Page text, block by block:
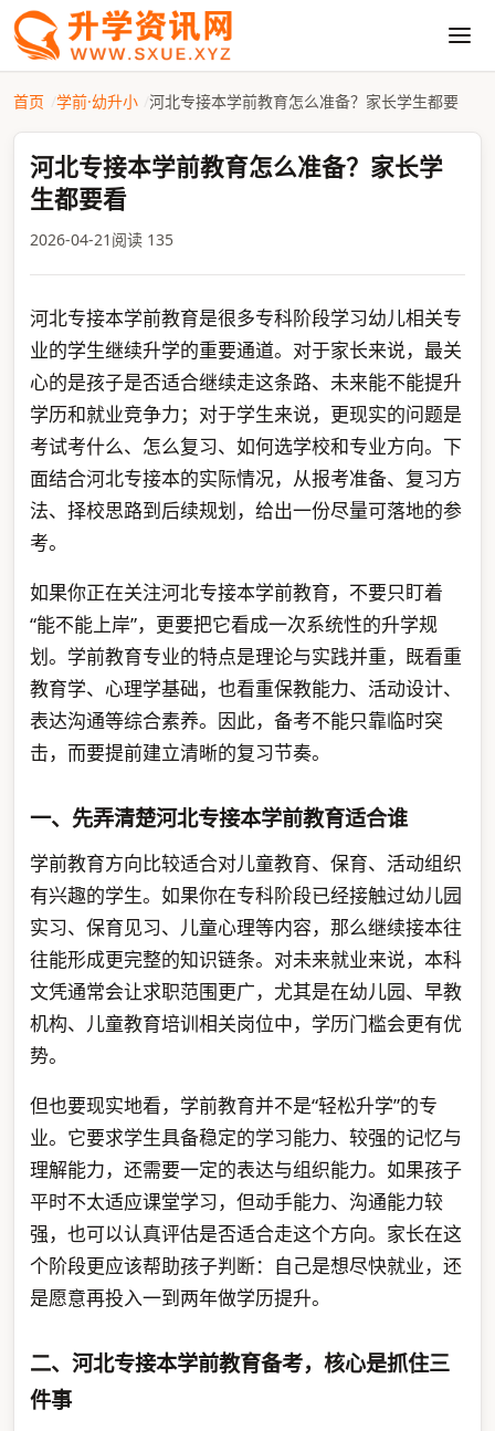
首页 学前·幼升小 河北专接本学前教育怎么准备？家长学生都要
河北专接本学前教育怎么准备？家长学
生都要看
2026-04-21 阅读 135
河北专接本学前教育是很多专科阶段学习幼儿相关专
业的学生继续升学的重要通道。对于家长来说，最关
心的是孩子是否适合继续走这条路、未来能不能提升
学历和就业竞争力；对于学生来说，更现实的问题是
考试考什么、怎么复习、如何选学校和专业方向。下
面结合河北专接本的实际情况，从报考准备、复习方
法、择校思路到后续规划，给出一份尽量可落地的参
考。
如果你正在关注河北专接本学前教育，不要只盯着
“能不能上岸”，更要把它看成一次系统性的升学规
划。学前教育专业的特点是理论与实践并重，既看重
教育学、心理学基础，也看重保教能力、活动设计、
表达沟通等综合素养。因此，备考不能只靠临时突
击，而要提前建立清晰的复习节奏。
一、先弄清楚河北专接本学前教育适合谁
学前教育方向比较适合对儿童教育、保育、活动组织
有兴趣的学生。如果你在专科阶段已经接触过幼儿园
实习、保育见习、儿童心理等内容，那么继续接本往
往能形成更完整的知识链条。对未来就业来说，本科
文凭通常会让求职范围更广，尤其是在幼儿园、早教
机构、儿童教育培训相关岗位中，学历门槛会更有优
势。
但也要现实地看，学前教育并不是“轻松升学”的专
业。它要求学生具备稳定的学习能力、较强的记忆与
理解能力，还需要一定的表达与组织能力。如果孩子
平时不太适应课堂学习，但动手能力、沟通能力较
强，也可以认真评估是否适合走这个方向。家长在这
个阶段更应该帮助孩子判断：自己是想尽快就业，还
是愿意再投入一到两年做学历提升。
二、河北专接本学前教育备考，核心是抓住三
件事